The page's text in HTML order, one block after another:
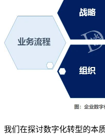
我们在探讨数字化转型的本